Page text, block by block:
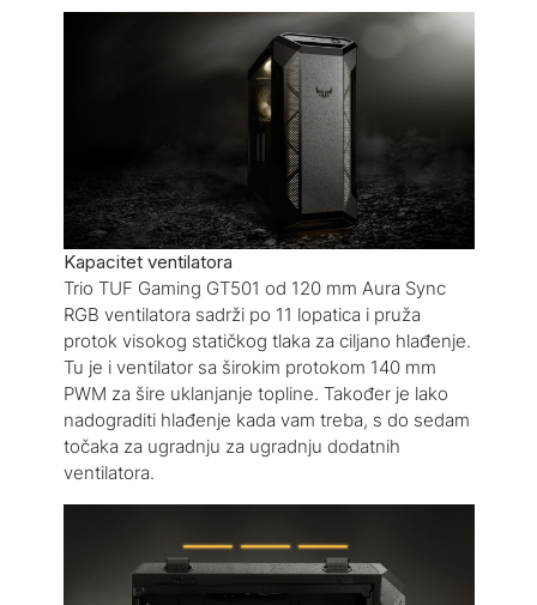
Kapacitet ventilatora
Trio TUF Gaming GT501 od 120 mm Aura Sync
RGB ventilatora sadrži po 11 lopatica i pruža
protok visokog statičkog tlaka za ciljano hlađenje.
Tu je i ventilator sa širokim protokom 140 mm
PWM za šire uklanjanje topline. Također je lako
nadograditi hlađenje kada vam treba, s do sedam
točaka za ugradnju za ugradnju dodatnih
ventilatora.